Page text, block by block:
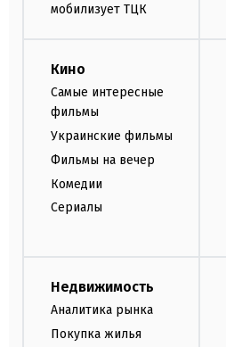
мобилизует ТЦК
Кино
Самые интересные
фильмы
Украинские фильмы
Фильмы на вечер
Комедии
Сериалы
Недвижимость
Аналитика рынка
Покупка жилья